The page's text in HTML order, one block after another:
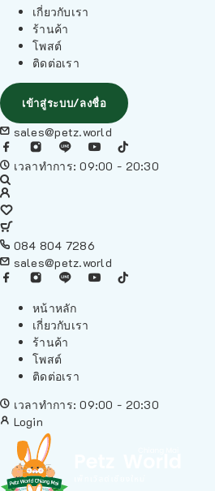
เกี่ยวกับเรา
ร้านค้า
โพสต์
ติดต่อเรา
เข้าสู่ระบบ/ลงชื่อ
sales@petz.world
เวลาทำการ: 09:00 - 20:30
084 804 7286
sales@petz.world
หน้าหลัก
เกี่ยวกับเรา
ร้านค้า
โพสต์
ติดต่อเรา
เวลาทำการ: 09:00 - 20:30
Login